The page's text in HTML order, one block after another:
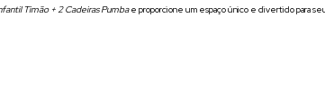
Timão + 2 Cadeiras Pumbae proporcione um espaço único e divertido para